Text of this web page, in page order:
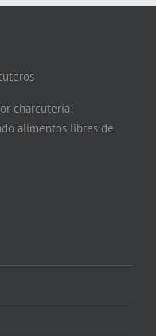
charcutería!
alimentos libres de